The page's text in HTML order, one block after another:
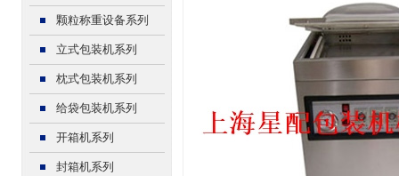
颗粒称重设备系列
立式包装机系列
枕式包装机系列
给袋包装机系列
开箱机系列
封箱机系列